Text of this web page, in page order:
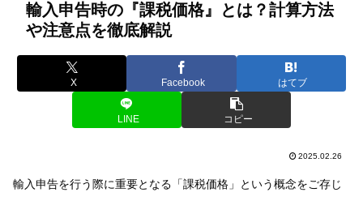
輸入申告時の『課税価格』とは？計算方法
や注意点を徹底解説
X Facebook はてブ
LINE コピー
2025.02.26
輸入申告を行う際に重要となる「課税価格」という概念をご存じ